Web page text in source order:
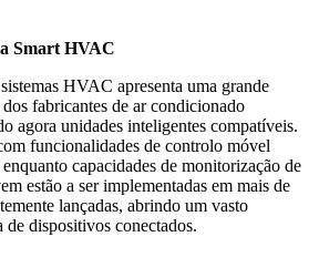
Smart HVAC
HVAC apresenta uma grande
fabricantes de ar condicionado
agora unidades inteligentes compatíveis.
funcionalidades de controlo móvel
capacidades de monitorização de
estão a ser implementadas em mais de
lançadas, abrindo um vasto
de dispositivos conectados.